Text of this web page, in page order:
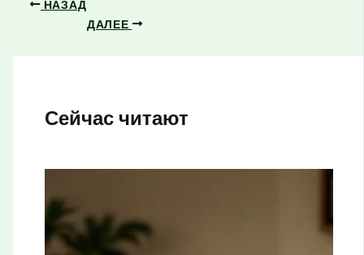
НАЗАД
ДАЛЕЕ
Сейчас читают